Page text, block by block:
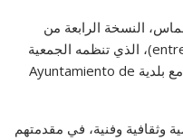
النسخة الرابعة من
مهرجان “ما بين الثقافتين (entre 2 culturas)، الذي تنظمه الجمعية
المغربية الكنارية للفن بلا حدود بشراكة مع بلدية Ayuntamiento de
وفنية، في مقدمتهم